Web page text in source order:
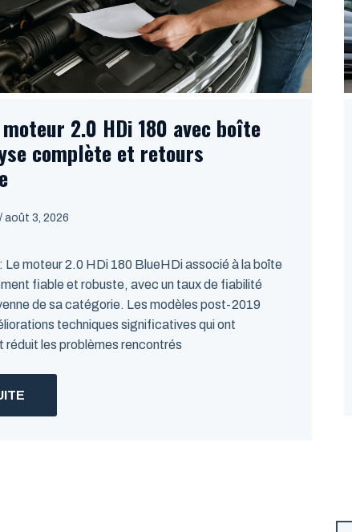
2.0 HDi 180 avec boîte
complète et retours
/ août 3, 2026
Le moteur 2.0 HDi 180 BlueHDi associé à la boîte
fiable et robuste, avec un taux de fiabilité
de sa catégorie. Les modèles post-2019
techniques significatives qui ont
réduit les problèmes rencontrés